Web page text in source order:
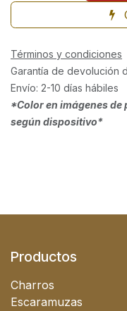
Términos y condiciones
Garantía de devolución
Envío: 2-10 días hábiles
*Color en imágenes
según dispositivo*
Productos
Charros
Escaramuzas